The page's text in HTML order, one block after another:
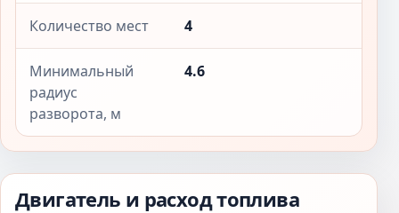
Количество мест 4
Минимальный
радиус
разворота, м
4.6
Двигатель и расход топлива